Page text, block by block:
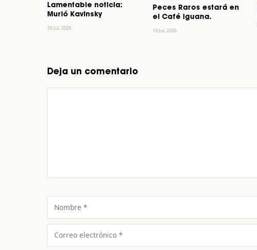
Lamentable noticia:
Murió Kavinsky
29 Jul, 2026
Peces Raros estará en
el Café Iguana.
16 Jul, 2026
Deja un comentario
Nombre
Correo
electrónico